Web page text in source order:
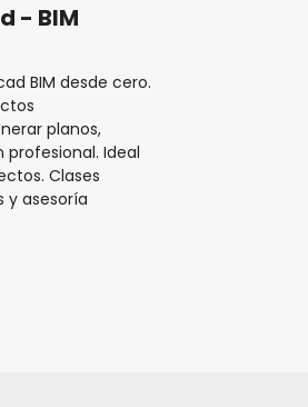
- BIM
BIM desde cero.
planos,
Ideal
Clases
y asesoría